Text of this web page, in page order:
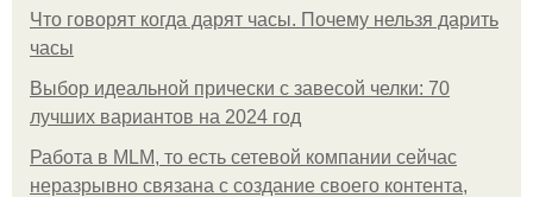
Что говорят когда дарят часы. Почему нельзя дарить
часы
Выбор идеальной прически с завесой челки: 70
лучших вариантов на 2024 год
Работа в MLM, то есть сетевой компании сейчас
неразрывно связана с создание своего контента,